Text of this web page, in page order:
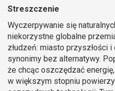
Streszczenie
Wyczerpywanie się
niekorzystne globalne
złudzeń: miasto przyszłości
synonimy bez alternatywy.
że chcąc oszczędzać
w większym stopniu